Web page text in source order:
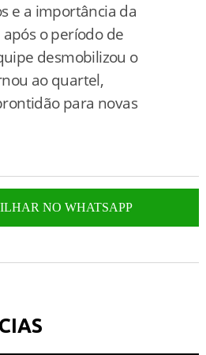
e a importância da
o período de
desmobilizou o
ao quartel,
para novas
NO WHATSAPP